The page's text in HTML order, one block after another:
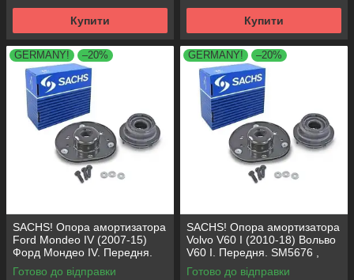
Купити Купити
GERMANY! –20%
SACHS! Опора амортизатора
Ford Mondeo IV (2007-15)
Форд Мондео IV. Передня.
SM5676 , 803053 , KB652.30
Готово до відправки
GERMANY! –20%
SACHS! Опора амортизатора
Volvo V60 I (2010-18) Вольво
V60 I. Передня. SM5676 ,
803053 , KB652.30
Готово до відправки